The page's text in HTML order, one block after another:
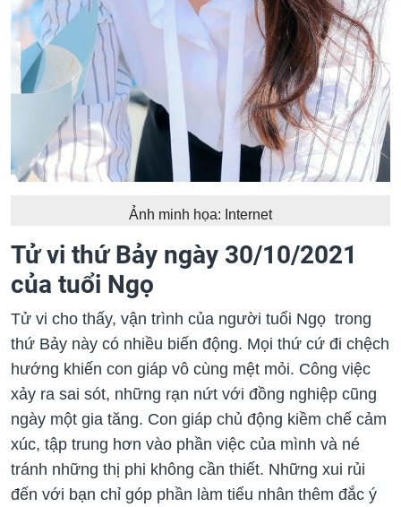
Ảnh minh họa: Internet
Tử vi thứ Bảy ngày 30/10/2021
của tuổi Ngọ
Tử vi cho thấy, vận trình của người tuổi Ngọ trong
thứ Bảy này có nhiều biến động. Mọi thứ cứ đi chệch
hướng khiến con giáp vô cùng mệt mỏi. Công việc
xảy ra sai sót, những rạn nứt với đồng nghiệp cũng
ngày một gia tăng. Con giáp chủ động kiềm chế cảm
xúc, tập trung hơn vào phần việc của mình và né
tránh những thị phi không cần thiết. Những xui rủi
đến với bạn chỉ góp phần làm tiểu nhân thêm đắc ý